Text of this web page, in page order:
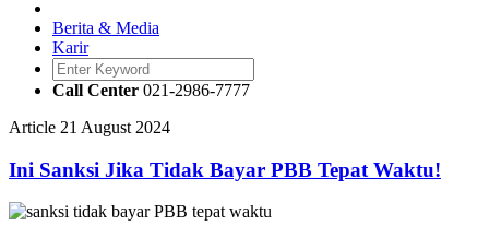
Berita & Media
Karir
Call Center 021-2986-7777
Article 21 August 2024
Ini Sanksi Jika Tidak Bayar PBB Tepat Waktu!